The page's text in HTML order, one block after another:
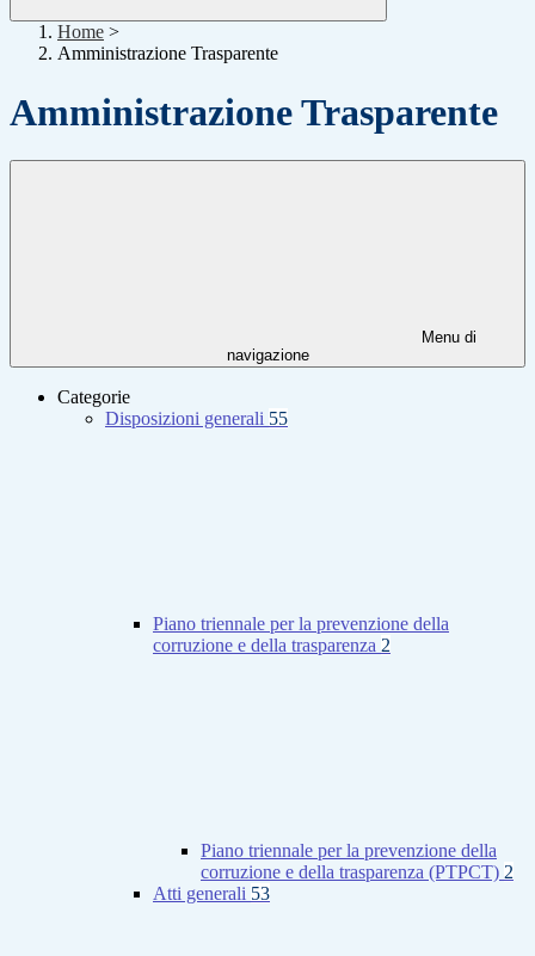
Home >
Amministrazione Trasparente
Amministrazione Trasparente
Menu di
navigazione
Categorie
Disposizioni generali 55
Piano triennale per la prevenzione della
corruzione e della trasparenza 2
Piano triennale per la prevenzione della
corruzione e della trasparenza (PTPCT) 2
Atti generali 53